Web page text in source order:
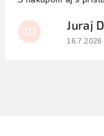
JD Juraj
16.7.2026